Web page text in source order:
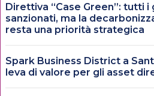
Direttiva “Case Green”: tutti
sanzionati, ma la
resta una priorità strategica
Spark Business District a
leva di valore per gli asset